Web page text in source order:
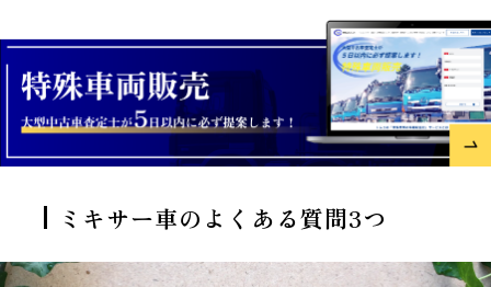
ミキサー車のよくある質問3つ